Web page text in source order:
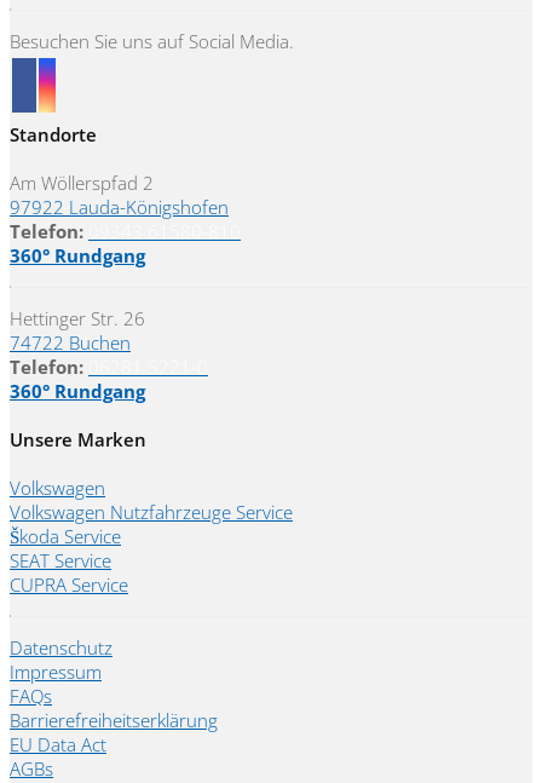
Besuchen Sie uns auf Social Media.
Standorte
Am Wöllerspfad 2
97922 Lauda-Königshofen
Telefon:
360° Rundgang
Hettinger Str. 26
74722 Buchen
Telefon:
360° Rundgang
Unsere Marken
Volkswagen
Volkswagen Nutzfahrzeuge Service
Škoda Service
SEAT Service
CUPRA Service
Datenschutz
Impressum
FAQs
Barrierefreiheitserklärung
EU Data Act
AGBs